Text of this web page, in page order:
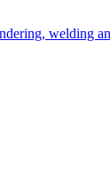
welding